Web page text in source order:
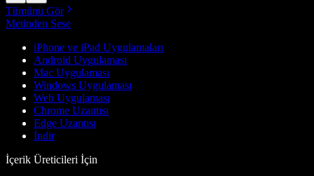
Tümünü Gör
Metinden Sese
iPhone ve iPad Uygulamaları
Android Uygulaması
Mac Uygulaması
Windows Uygulaması
Web Uygulaması
Chrome Uzantısı
Edge Uzantısı
İndir
İçerik Üreticileri İçin